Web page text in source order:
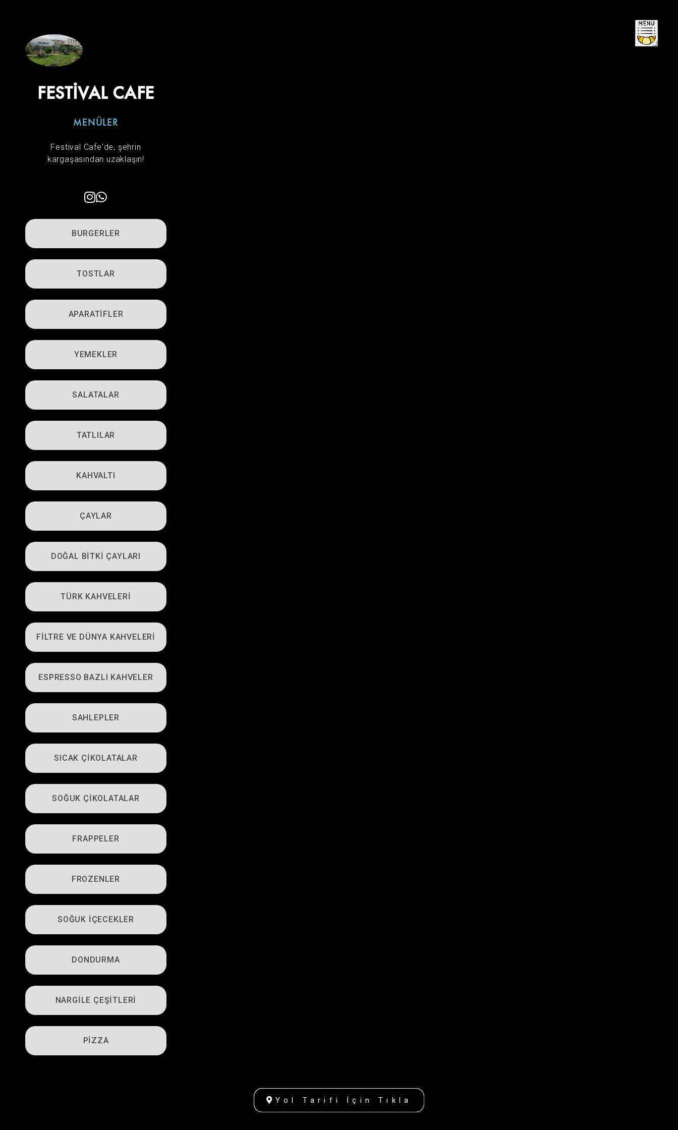
FESTİVAL CAFE
MENÜLER
Festival Cafe'de, şehrin
kargaşasından uzaklaşın!
BURGERLER
TOSTLAR
APARATİFLER
YEMEKLER
SALATALAR
TATLILAR
KAHVALTI
ÇAYLAR
DOĞAL BİTKİ ÇAYLARI
TÜRK KAHVELERİ
FİLTRE VE DÜNYA KAHVELERİ
ESPRESSO BAZLI KAHVELER
SAHLEPLER
SICAK ÇİKOLATALAR
SOĞUK ÇİKOLATALAR
FRAPPELER
FROZENLER
SOĞUK İÇECEKLER
DONDURMA
NARGİLE ÇEŞİTLERİ
PİZZA
Yol Tarifi İçin Tıkla